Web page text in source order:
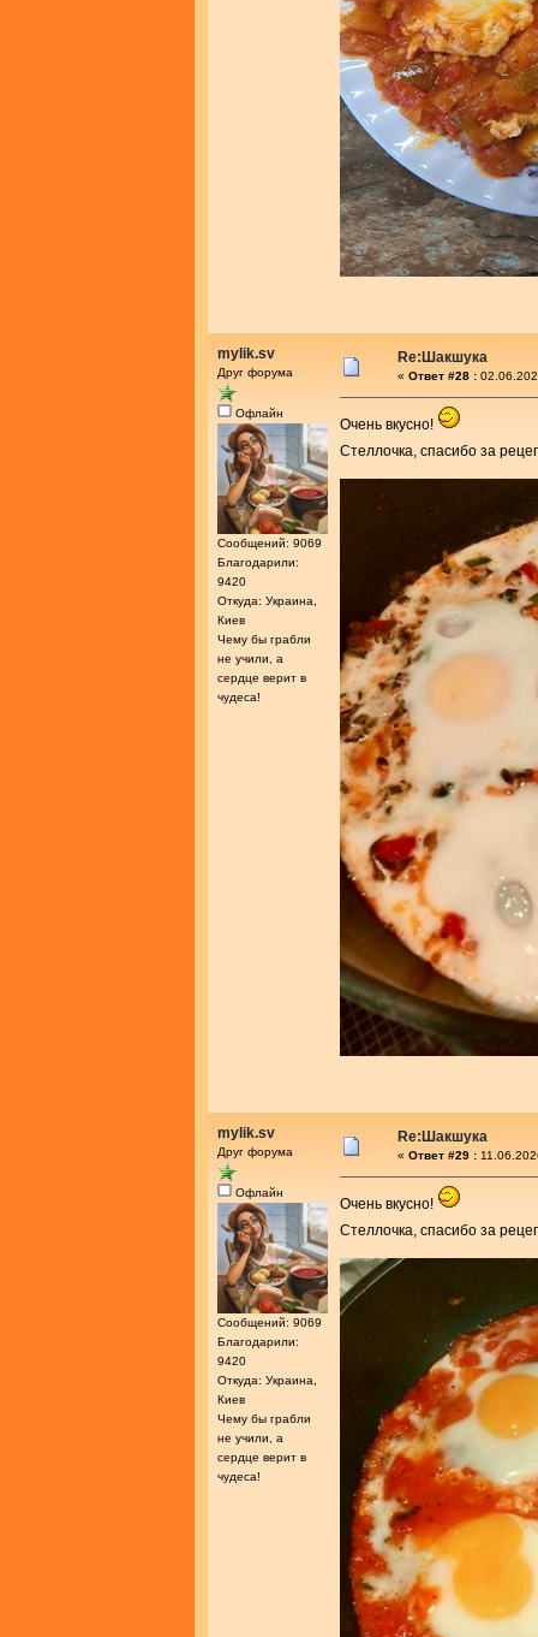
mylik.sv
Друг форума
Офлайн
Сообщений: 9069
Благодарили:
9420
Откуда: Украина,
Киев
Чему бы грабли
не учили, а
сердце верит в
чудеса!
Re:Шакшука
« Ответ #28 :
Очень вкусно!
Стеллочка, спасибо за
mylik.sv
Друг форума
Офлайн
Сообщений: 9069
Благодарили:
9420
Откуда: Украина,
Киев
Чему бы грабли
не учили, а
сердце верит в
чудеса!
Re:Шакшука
« Ответ #29 :
Очень вкусно!
Стеллочка, спасибо за